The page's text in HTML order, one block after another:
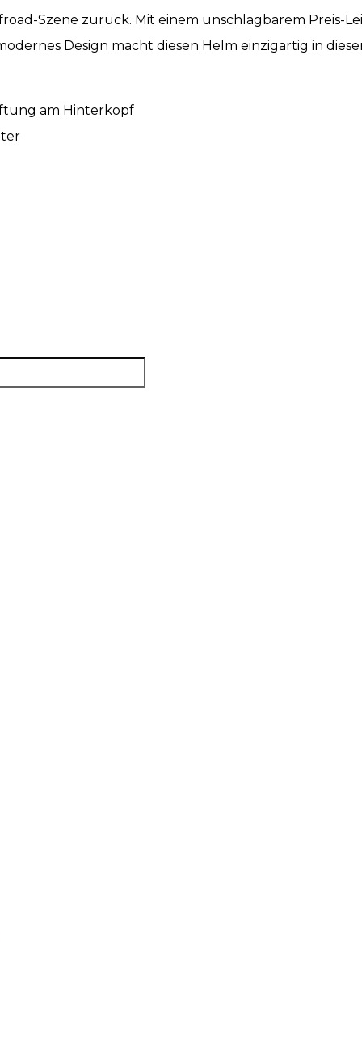
Szene zurück. Mit einem unschlagbarem Preis-
Design macht diesen Helm einzigartig in
am Hinterkopf